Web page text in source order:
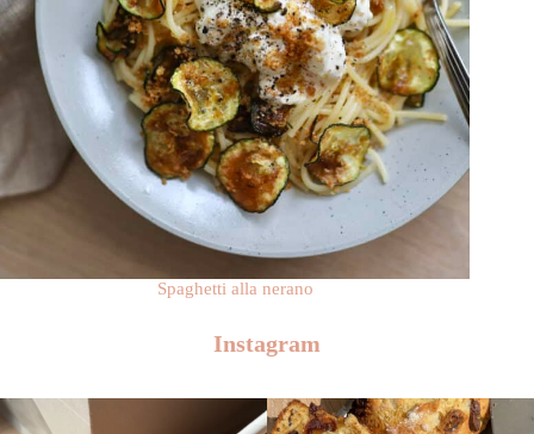
Spaghetti alla nerano
Instagram